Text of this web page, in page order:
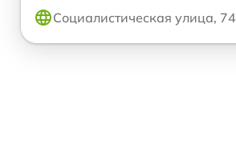
Социалистическая улица, 74